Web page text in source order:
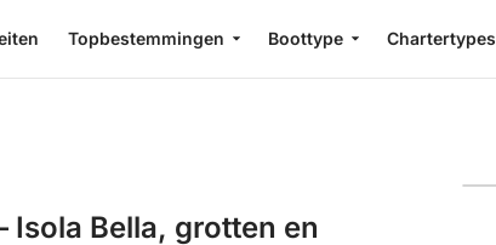
Topbestemmingen Boottype Chartertypes
Isola Bella, grotten en